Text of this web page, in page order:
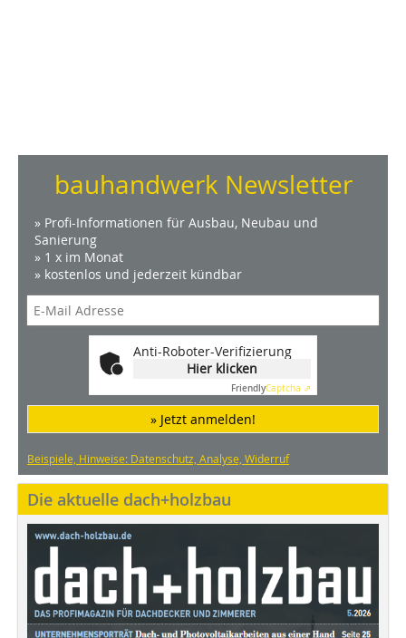
bauhandwerk Newsletter
» Profi-Informationen für Ausbau, Neubau und
Sanierung
» 1 x im Monat
» kostenlos und jederzeit kündbar
Anti-Roboter-Verifizierung
Hier klicken
FriendlyCaptcha ⇗
» Jetzt anmelden!
Beispiele, Hinweise: Datenschutz, Analyse, Widerruf
Die aktuelle dach+holzbau